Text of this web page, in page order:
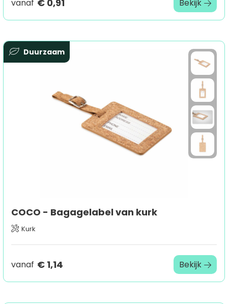
vanaf € 0,91 Bekijk
Duurzaam
COCO - Bagagelabel van kurk
Kurk
vanaf € 1,14 Bekijk